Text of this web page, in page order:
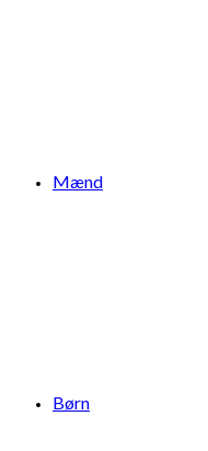
Mænd
Børn